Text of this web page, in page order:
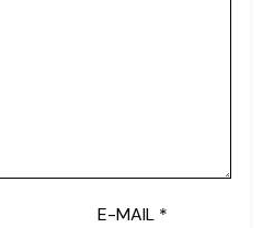
E-MAIL *